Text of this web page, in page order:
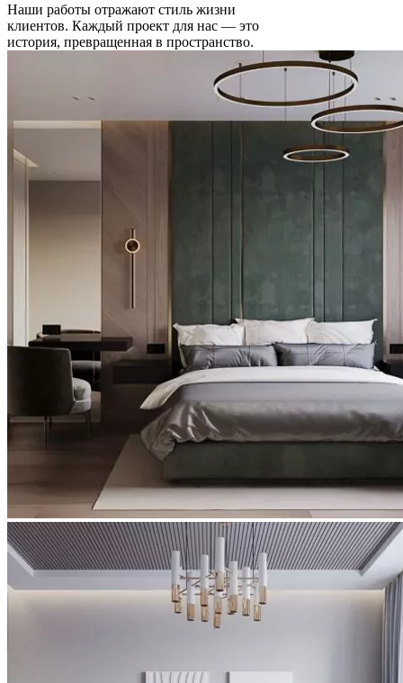
Наши работы отражают стиль жизни
клиентов. Каждый проект для нас — это
история, превращенная в пространство.